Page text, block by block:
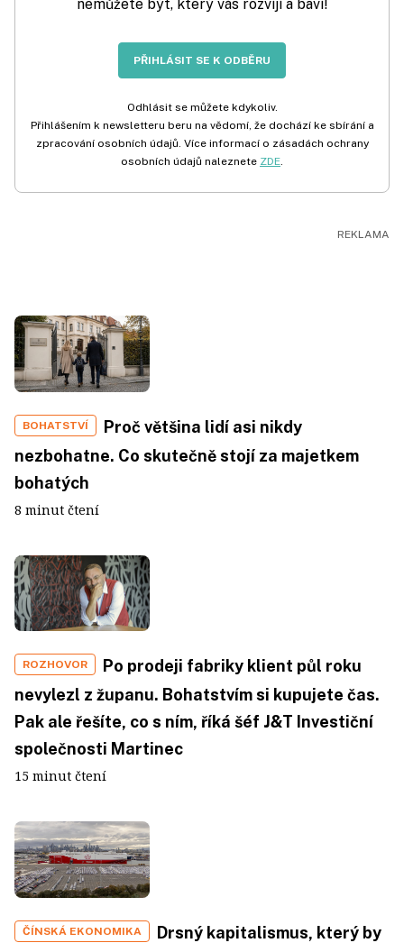
nemůžete být, který vás rozvíjí a baví!
PŘIHLÁSIT SE K ODBĚRU
Odhlásit se můžete kdykoliv.
Přihlášením k newsletteru beru na vědomí, že dochází ke sbírání a
zpracování osobních údajů. Více informací o zásadách ochrany
osobních údajů naleznete ZDE.
BOHATSTVÍ
Proč většina lidí asi nikdy
nezbohatne. Co skutečně stojí za majetkem
bohatých
8 minut čtení
ROZHOVOR
Po prodeji fabriky klient půl roku
nevylezl z županu. Bohatstvím si kupujete čas.
Pak ale řešíte, co s ním, říká šéf J&T Investiční
společnosti Martinec
15 minut čtení
ČÍNSKÁ EKONOMIKA
Drsný kapitalismus, který by